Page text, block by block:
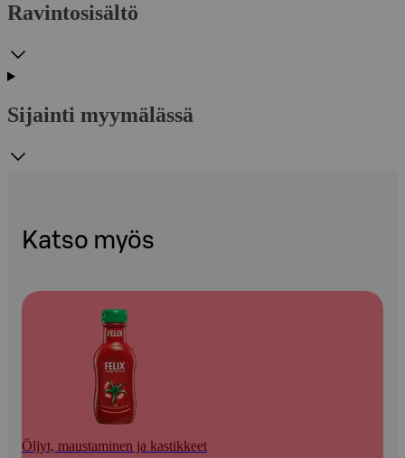
Ravintosisältö
Sijainti myymälässä
Katso myös
Öljyt, maustaminen ja kastikkeet